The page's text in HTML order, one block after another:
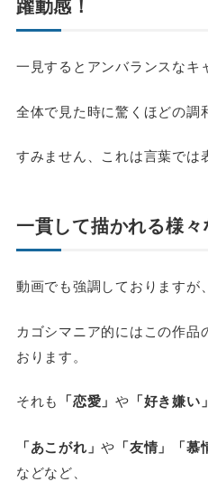
躍動感！
一見するとアンバランスなキ
全体で見た時に驚くほどの調
すみません、これは言葉では
一貫して描かれる様々
動画でも強調しておりますが、
カゴシマニア的にはこの作品
おります。
それも 「恋愛」や 「好き嫌い
「あこがれ」や 「友情」「慕
などなど、